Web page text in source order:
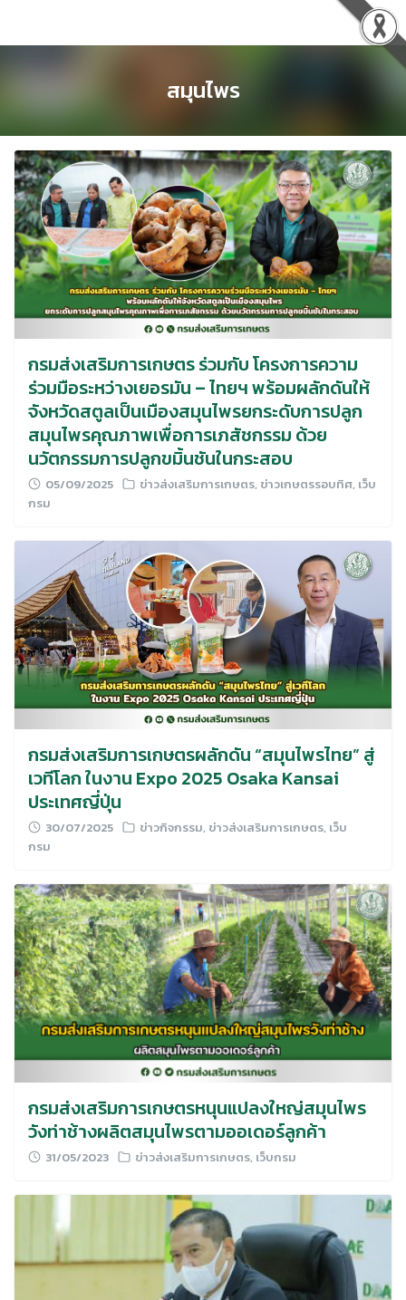
สมุนไพร
กรมส่งเสริมการเกษตร ร่วมกับ โครงการความ
ร่วมมือระหว่างเยอรมัน – ไทยฯ พร้อมผลักดันให้
จังหวัดสตูลเป็นเมืองสมุนไพรยกระดับการปลูก
สมุนไพรคุณภาพเพื่อการเภสัชกรรม ด้วย
นวัตกรรมการปลูกขมิ้นชันในกระสอบ
05/09/2025 ข่าวส่งเสริมการเกษตร, ข่าวเกษตรรอบทิศ, เว็บ
กรม
กรมส่งเสริมการเกษตรผลักดัน “สมุนไพรไทย” สู่
เวทีโลก ในงาน Expo 2025 Osaka Kansai
ประเทศญี่ปุ่น
30/07/2025 ข่าวกิจกรรม, ข่าวส่งเสริมการเกษตร, เว็บ
กรม
กรมส่งเสริมการเกษตรหนุนแปลงใหญ่สมุนไพร
วังท่าช้างผลิตสมุนไพรตามออเดอร์ลูกค้า
31/05/2023 ข่าวส่งเสริมการเกษตร, เว็บกรม